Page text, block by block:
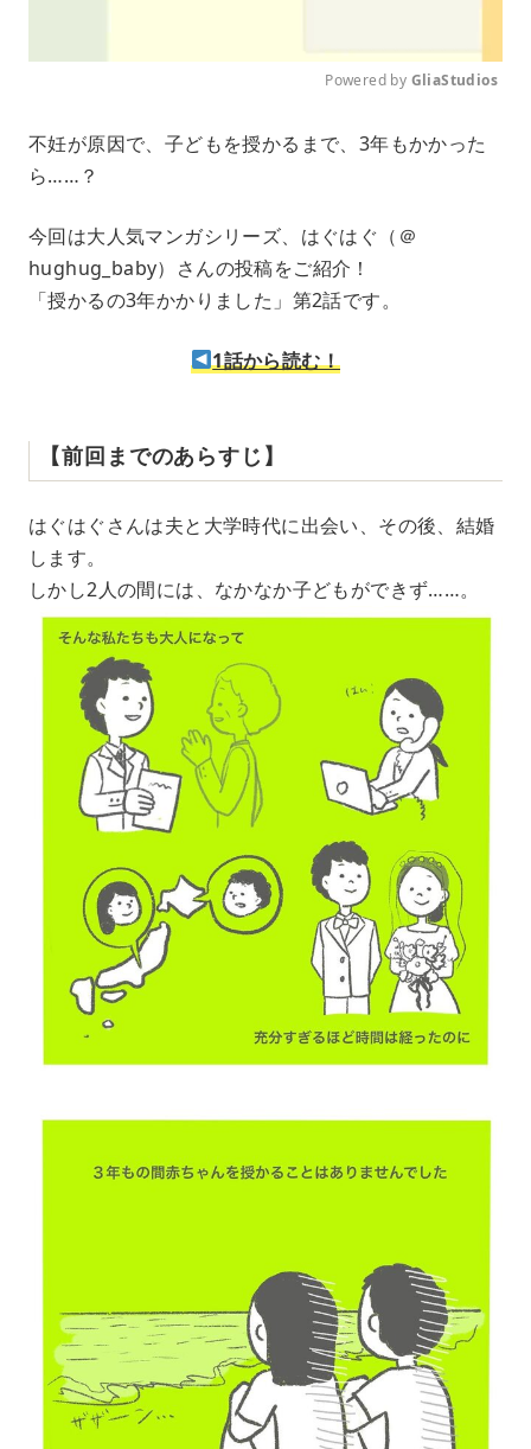
u
Powered by GliaStudios
不妊が原因で、子どもを授かるまで、3年もかかった
ら……？
今回は大人気マンガシリーズ、はぐはぐ（＠
hughug_baby）さんの投稿をご紹介！
「授かるの3年かかりました」第2話です。
1話から読む！
【前回までのあらすじ】
はぐはぐさんは夫と大学時代に出会い、その後、結婚
します。
しかし2人の間には、なかなか子どもができず……。